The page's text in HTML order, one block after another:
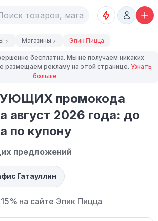
Магазины Эпик Пицца
бесплатна. Мы не получаем никаких
размещаем рекламу на этой странице. Узнать
больше
промокода
август 2026 года: до
по купону
предложений
Гатауллин
на сайте Эпик Пицца